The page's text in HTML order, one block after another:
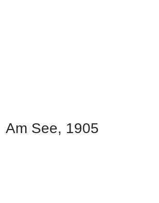
Am See, 1905